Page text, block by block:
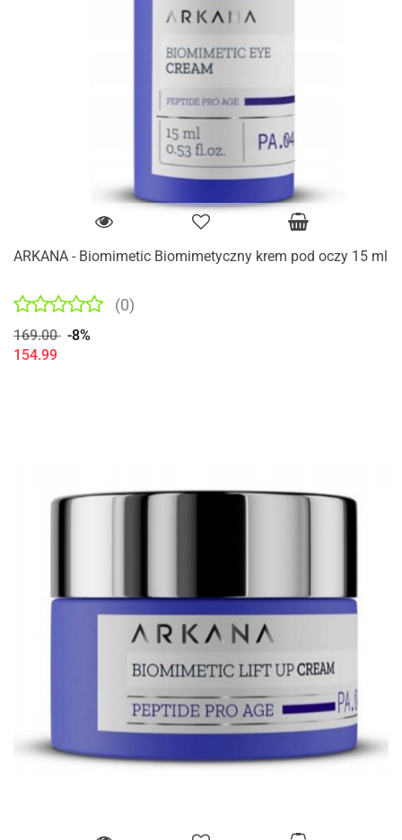
ARKANA - Biomimetic Biomimetyczny krem pod oczy 15 ml
(0)
169.00 -8%
154.99